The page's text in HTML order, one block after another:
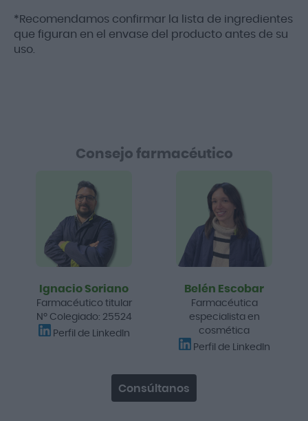
*Recomendamos confirmar la lista de ingredientes
que figuran en el envase del producto antes de su
uso.
Consejo farmacéutico
Ignacio Soriano
Farmacéutico titular
Nº Colegiado: 25524
Perfil de LinkedIn
Belén Escobar
Farmacéutica
especialista en
cosmética
Perfil de LinkedIn
Consúltanos